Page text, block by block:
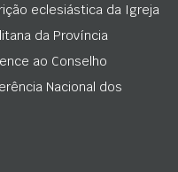
eclesiástica da Igreja
da Província
ao Conselho
Nacional dos